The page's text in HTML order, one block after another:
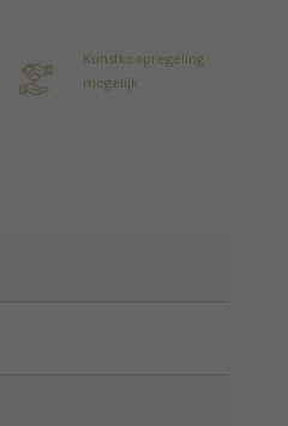
Kunstkoopregeling
mogelijk